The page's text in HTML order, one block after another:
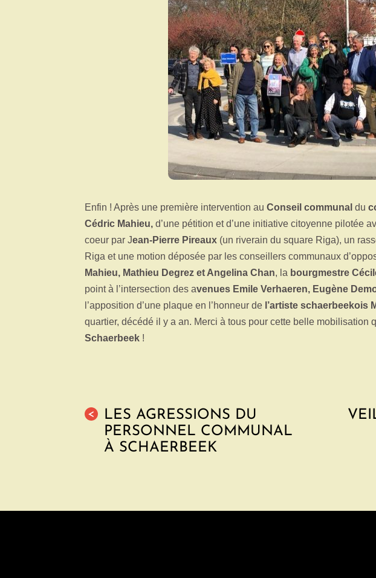
Enfin ! Après une première intervention au Conseil communal du
Cédric Mahieu, d’une pétition et d’une initiative citoyenne pilotée
coeur par Jean-Pierre Pireaux (un riverain du square Riga), un
Riga et une motion déposée par les conseillers communaux
Mahieu, Mathieu Degrez et Angelina Chan, la bourgmestre
point à l’intersection des avenues Emile Verhaeren, Eugène
l’apposition d’une plaque en l’honneur de l’artiste schaerbeekois
quartier, décédé il y a an. Merci à tous pour cette belle mobilisation
Schaerbeek !
<
LES AGRESSIONS DU
PERSONNEL COMMUNAL
À SCHAERBEEK